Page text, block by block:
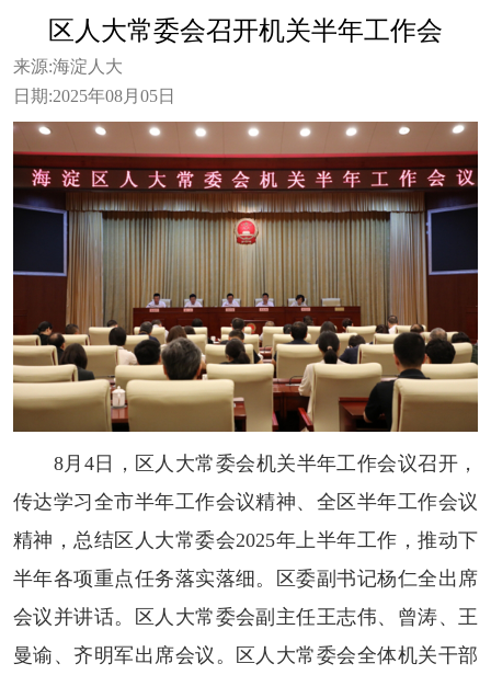
区人大常委会召开机关半年工作会
来源:海淀人大
日期:2025年08月05日
8月4日，区人大常委会机关半年工作会议召开，
传达学习全市半年工作会议精神、全区半年工作会议
精神，总结区人大常委会2025年上半年工作，推动下
半年各项重点任务落实落细。区委副书记杨仁全出席
会议并讲话。区人大常委会副主任王志伟、曾涛、王
曼谕、齐明军出席会议。区人大常委会全体机关干部